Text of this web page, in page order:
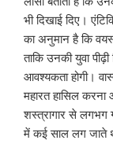
भी दिखाई दिए।
का अनुमान है कि
ताकि उनकी युवा
आवश्यकता होगी।
महारत हासिल
शस्त्रागार से लगभग
में कई साल लग जाते